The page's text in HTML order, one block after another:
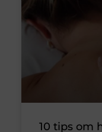
10 tips om